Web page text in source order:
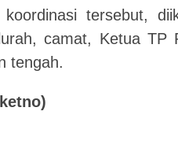
koordinasi tersebut,
camat, Ketua TP
tengah.
)